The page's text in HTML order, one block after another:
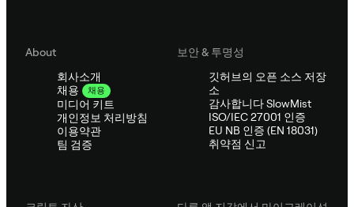
About
회사소개
채용
채용
미디어 키트
개인정보 처리방침
이용약관
팀 검증
보안 & 투명성
깃허브의 오픈 소스 저장
소
감사합니다 SlowMist
ISO/IEC 27001 인증
EU NB 인증 (EN 18031)
취약점 신고